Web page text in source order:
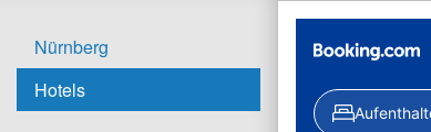
Nürnberg
Hotels